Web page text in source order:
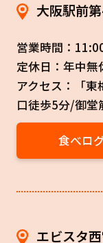
大阪駅前
営業時間：
定休日：年中無
アクセス：「
口徒歩5分/御堂
食べロ
エビスタ